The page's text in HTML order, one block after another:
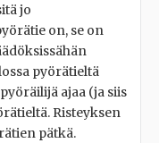
jo
on, se on
pyörätieltä
ajaa (ja siis
Risteyksen
pätkä.